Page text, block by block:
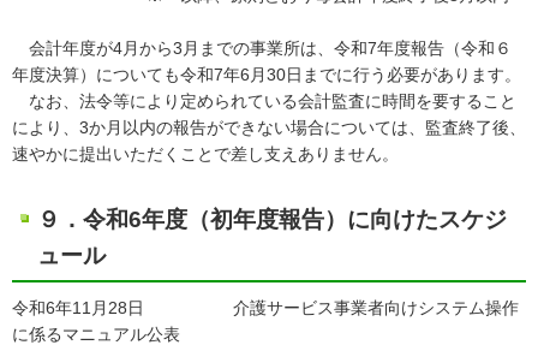
会計年度が4月から3月までの事業所は、令和7年度報告（令和６
年度決算）についても令和7年6月30日までに行う必要があります。
なお、法令等により定められている会計監査に時間を要すること
により、3か月以内の報告ができない場合については、監査終了後、
速やかに提出いただくことで差し支えありません。
９．令和6年度（初年度報告）に向けたスケジ
ュール
令和6年11月28日 介護サービス事業者向けシステム操作
に係るマニュアル公表